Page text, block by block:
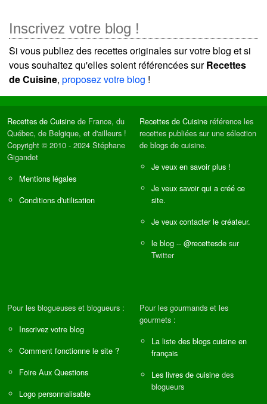
Inscrivez votre blog !
Si vous publiez des recettes originales sur votre blog et si
vous souhaitez qu'elles soient référencées surRecettes
de Cuisine, proposez votre blog !
Recettes de Cuisine de France, du
Québec, de Belgique, et d'ailleurs !
Copyright © 2010 - 2024 Stéphane
Gigandet
Mentions légales
Conditions d'utilisation
Recettes de Cuisine référence les
recettes publiées sur une sélection
de blogs de cuisine.
Je veux en savoir plus !
Je veux savoir qui a créé ce
site.
Je veux contacter le créateur.
le blog -- @recettesde sur
Twitter
Pour les blogueuses et blogueurs :
Inscrivez votre blog
Comment fonctionne le site ?
Foire Aux Questions
Logo personnalisable
Pour les gourmands et les
gourmets :
La liste des blogs cuisine en
français
Les livres de cuisine des
blogueurs